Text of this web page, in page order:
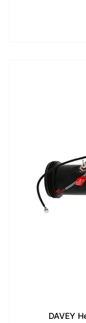
DAVEY